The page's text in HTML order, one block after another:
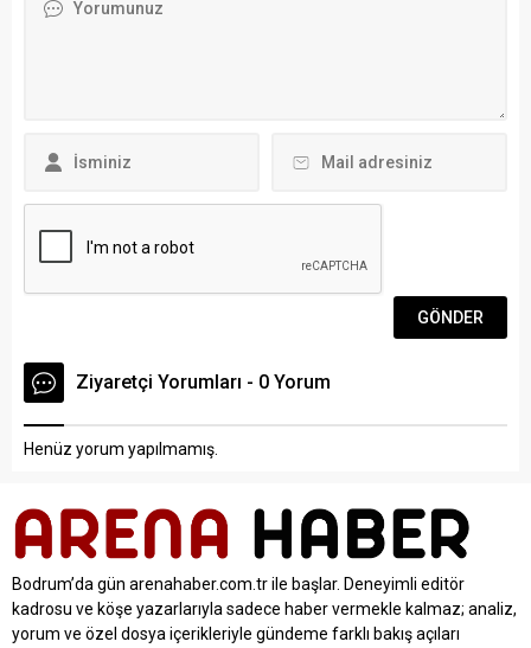
stadında maç oynayamayan
Ziyaretçi Yorumları - 0 Yorum
Henüz yorum yapılmamış.
Bodrum’da gün arenahaber.com.tr ile başlar. Deneyimli editör
kadrosu ve köşe yazarlarıyla sadece haber vermekle kalmaz; analiz,
yorum ve özel dosya içerikleriyle gündeme farklı bakış açıları